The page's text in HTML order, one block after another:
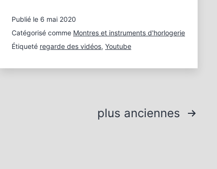
Publié le 6 mai 2020
Catégorisé comme Montres et instruments d'horlogerie
Étiqueté regarde des vidéos, Youtube
plus anciennes